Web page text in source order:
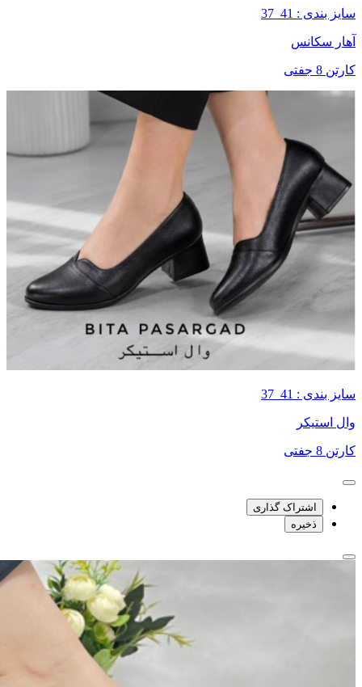
سایز بندی : 41_37
آهار سکانس
کارتن 8 جفتی
سایز بندی : 41_37
وال استیکر
کارتن 8 جفتی
اشتراک گذاری
ذخیره